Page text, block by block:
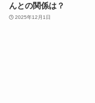
んとの関係は？
2025年12月1日